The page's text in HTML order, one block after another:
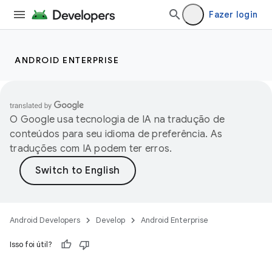
Fazer login
ANDROID ENTERPRISE
O Google usa tecnologia de IA na tradução de
conteúdos para seu idioma de preferência. As
traduções com IA podem ter erros.
Android Developers Develop Android Enterprise
Isso foi útil?